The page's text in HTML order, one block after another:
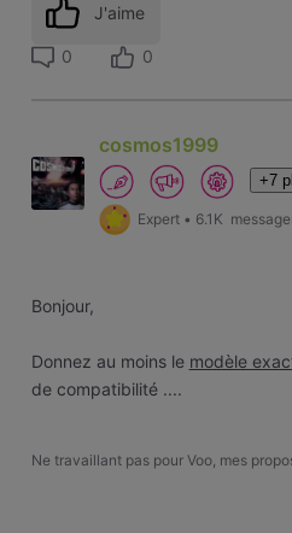
J'aime
0 0
cosmos1999
+7
Expert • 6.1K
Bonjour,
Donnez au moins le modèle
de compatibilité ....
Ne travaillant pas pour Voo, mes